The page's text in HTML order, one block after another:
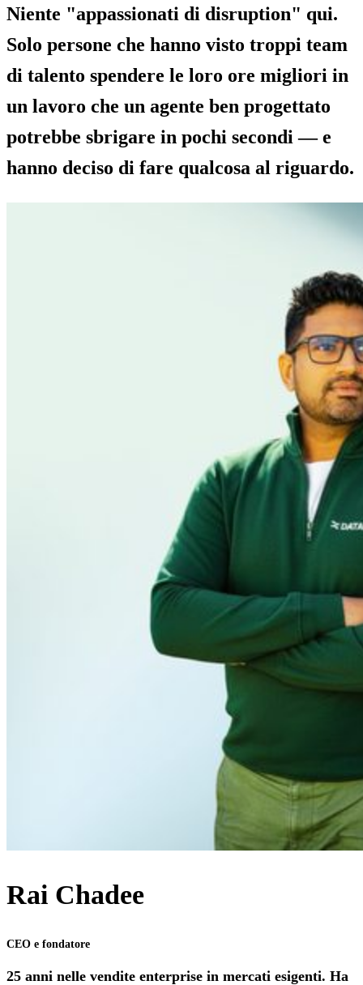
Niente "appassionati di disruption" qui.
Solo persone che hanno visto troppi team
di talento spendere le loro ore migliori in
un lavoro che un agente ben progettato
potrebbe sbrigare in pochi secondi — e
hanno deciso di fare qualcosa al riguardo.
Rai Chadee
CEO e fondatore
25 anni nelle vendite enterprise in mercati esigenti. Ha